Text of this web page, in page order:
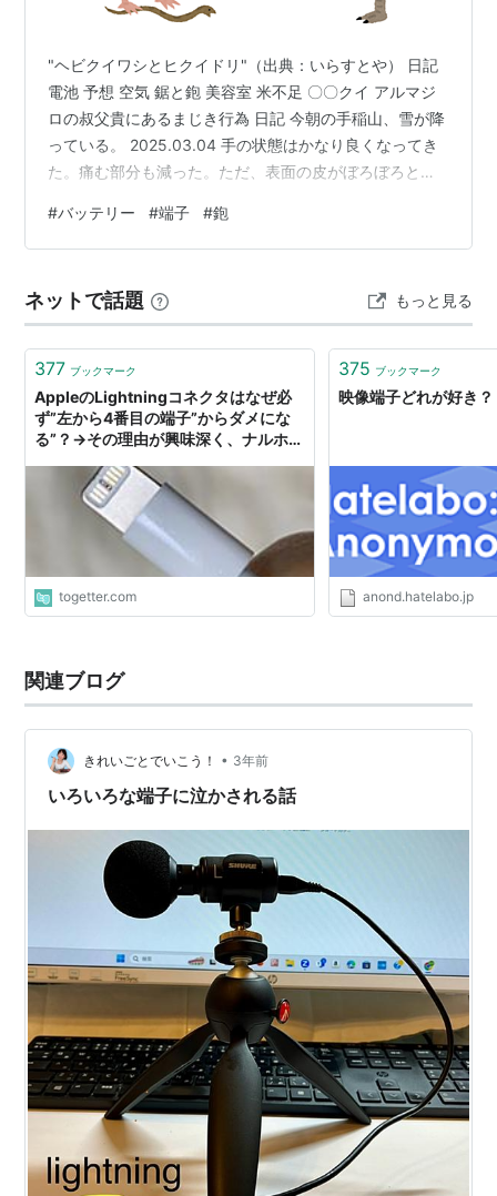
"ヘビクイワシとヒクイドリ"（出典：いらすとや） 日記
電池 予想 空気 鋸と鉋 美容室 米不足 〇〇クイ アルマジ
ロの叔父貴にあるまじき行為 日記 今朝の手稲山、雪が降
っている。 2025.03.04 手の状態はかなり良くなってき
た。痛む部分も減った。ただ、表面の皮がぼろぼろと剥
うなのでハンドクリームを塗り込んで抑えている。 電池
iPhone 14 pro max のバッテリー最大容量が購入時の
態と充電 で確認）。 iPhone は年々高価になっているの
で、かつては２年毎に買い替えてい…
#バッテリー #端子 #鉋
ネットで話題 もっと見る
377 ブックマーク
AppleのLightningコネクタはなぜ必
ず”左から4番目の端子”からダメにな
る”？→その理由が興味深く、ナルホド
togetter.com
375 ブックマーク
映像端子どれが好き？
anond.hatelabo.jp
関連ブログ
きれいごとでいこう！ • 3年前
いろいろな端子に泣かされる話